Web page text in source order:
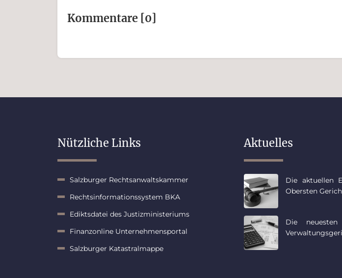
Kommen­tare [0]
Nützliche Links
Salzburger Rechtsanwaltskammer
Rechtsinformationssystem BKA
Ediktsdatei des Justizministeriums
Finanzonline Unternehmensportal
Salzburger Katastralmappe
Aktuelles
Die aktuellen
Obersten
Die neuesten